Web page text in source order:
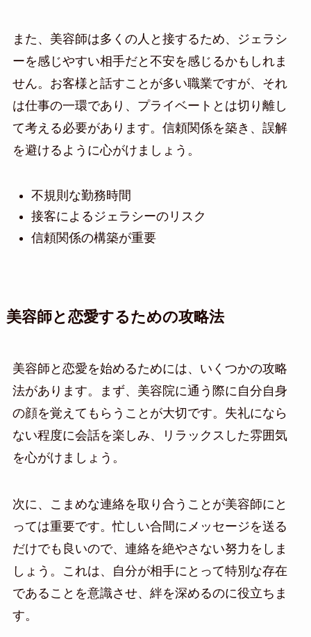
また、美容師は多くの人と接するため、ジェラシ
ーを感じやすい相手だと不安を感じるかもしれま
せん。お客様と話すことが多い職業ですが、それ
は仕事の一環であり、プライベートとは切り離し
て考える必要があります。信頼関係を築き、誤解
を避けるように心がけましょう。
不規則な勤務時間
接客によるジェラシーのリスク
信頼関係の構築が重要
美容師と恋愛するための攻略法
美容師と恋愛を始めるためには、いくつかの攻略
法があります。まず、美容院に通う際に自分自身
の顔を覚えてもらうことが大切です。失礼になら
ない程度に会話を楽しみ、リラックスした雰囲気
を心がけましょう。
次に、こまめな連絡を取り合うことが美容師にと
っては重要です。忙しい合間にメッセージを送る
だけでも良いので、連絡を絶やさない努力をしま
しょう。これは、自分が相手にとって特別な存在
であることを意識させ、絆を深めるのに役立ちま
す。